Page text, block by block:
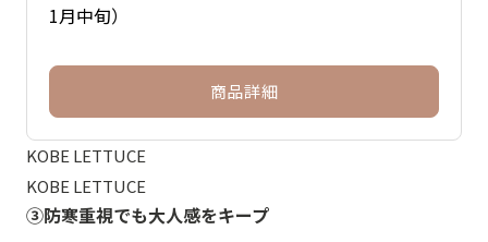
1月中旬）
商品詳細
KOBE LETTUCE
KOBE LETTUCE
③防寒重視でも大人感をキープ